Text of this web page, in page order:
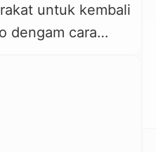
untuk kembali
dengam cara